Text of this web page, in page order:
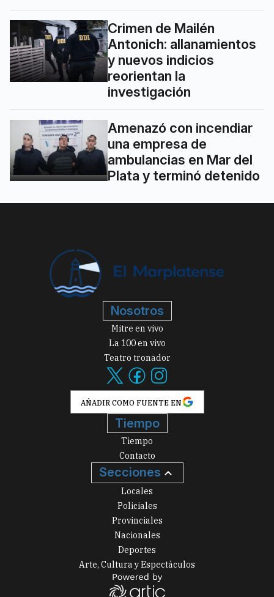
Crimen de Mailén
Antonich: allanamientos
y nuevos indicios
reorientan la
investigación
Amenazó con incendiar
una empresa de
ambulancias en Mar del
Plata y terminó detenido
Nosotros
Mitre en vivo
La 100 en vivo
Teatro tronador
AÑADIR COMO FUENTE EN
Tiempo
Tiempo
Contacto
Secciones
Locales
Policiales
Provinciales
Nacionales
Deportes
Arte, Cultura y Espectáculos